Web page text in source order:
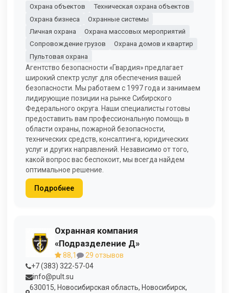
Охрана объектов
Техническая охрана объектов
Охрана бизнеса
Охранные системы
Личная охрана
Охрана массовых мероприятий
Сопровождение грузов
Охрана домов и квартир
Пультовая охрана
Агентство безопасности «Гвардия» предлагает
широкий спектр услуг для обеспечения вашей
безопасности. Мы работаем с 1997 года и занимаем
лидирующие позиции на рынке Сибирского
Федерального округа. Наши специалисты готовы
предоставить вам профессиональную помощь в
области охраны, пожарной безопасности,
технических средств, консалтинга, юридических
услуг и других направлений. Независимо от того,
какой вопрос вас беспокоит, мы всегда найдем
оптимальное решение.
Подробнее
Охранная компания
«Подразделение Д»
88,1
29 отзывов
+7 (383) 322-57-04
info@pult.su
630015, Новосибирская область, Новосибирск,